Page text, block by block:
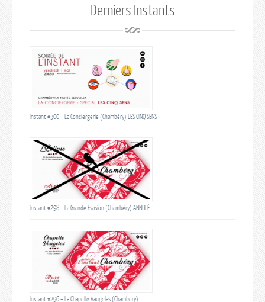
Derniers Instants
Instant #300 – La Conciergerie (Chambéry) LES CINQ SENS
Instant #298 – La Grande Évasion (Chambéry) ANNULÉ
Instant #296 – La Chapelle Vaugelas (Chambéry)